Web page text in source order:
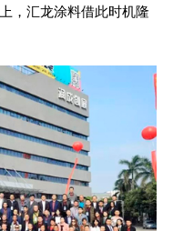
，汇龙涂料借此时机隆